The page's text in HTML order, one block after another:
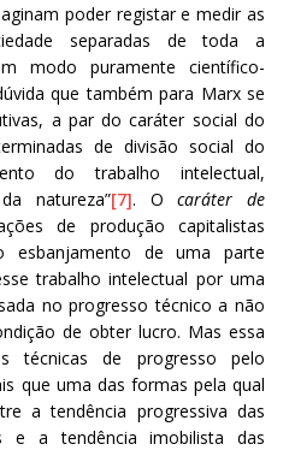
poder registar e medir as
separadas de toda a
modo puramente científico-
que também para Marx se
a par do caráter social do
de divisão social do
do trabalho intelectual,
natureza”[7]. Ocaráter de
de produção capitalistas
esbanjamento de uma parte
trabalho intelectual por uma
no progresso técnico a não
de obter lucro. Mas essa
técnicas de progresso pelo
que uma das formas pela qual
a tendência progressiva das
e a tendência imobilista das